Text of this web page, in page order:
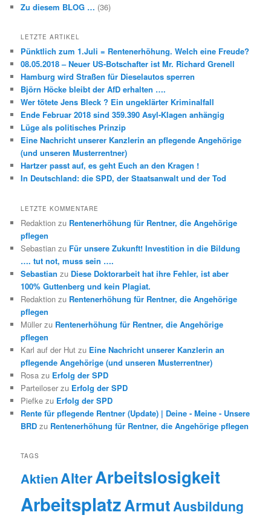
Zu diesem BLOG … (36)
LETZTE ARTIKEL
Pünktlich zum 1.Juli = Rentenerhöhung. Welch eine Freude?
08.05.2018 – Neuer US-Botschafter ist Mr. Richard Grenell
Hamburg wird Straßen für Dieselautos sperren
Björn Höcke bleibt der AfD erhalten ….
Wer tötete Jens Bleck ? Ein ungeklärter Kriminalfall
Ende Februar 2018 sind 359.390 Asyl-Klagen anhängig
Lüge als politisches Prinzip
Eine Nachricht unserer Kanzlerin an pflegende Angehörige
(und unseren Musterrentner)
Hartzer passt auf, es geht Euch an den Kragen !
In Deutschland: die SPD, der Staatsanwalt und der Tod
LETZTE KOMMENTARE
Redaktion zu Rentenerhöhung für Rentner, die Angehörige
pflegen
Sebastian zu Für unsere Zukunft! Investition in die Bildung
…. tut not, muss sein ….
Sebastian zu Diese Doktorarbeit hat ihre Fehler, ist aber
100% Guttenberg und kein Plagiat.
Redaktion zu Rentenerhöhung für Rentner, die Angehörige
pflegen
Müller zu Rentenerhöhung für Rentner, die Angehörige
pflegen
Karl auf der Hut zu Eine Nachricht unserer Kanzlerin an
pflegende Angehörige (und unseren Musterrentner)
Rosa zu Erfolg der SPD
Parteiloser zu Erfolg der SPD
Piefke zu Erfolg der SPD
Rente für pflegende Rentner (Update) | Deine - Meine - Unsere
BRD zu Rentenerhöhung für Rentner, die Angehörige pflegen
TAGS
AktienAlterArbeitslosigkeit
ArbeitsplatzArmutAusbildung